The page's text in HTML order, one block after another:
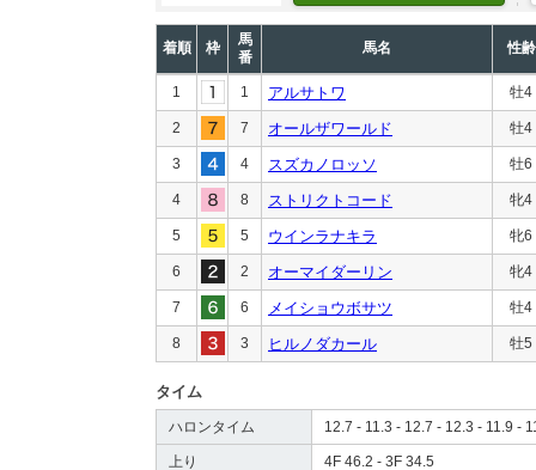
着順 枠
馬
番
馬名 性齢
1 1 アルサトワ 牡4
2 7 オールザワールド 牡4
3 4 スズカノロッソ 牡6
4 8 ストリクトコード 牝4
5 5 ウインラナキラ 牝6
6 2 オーマイダーリン 牝4
7 6 メイショウボサツ 牡4
8 3 ヒルノダカール 牡5
タイム
ハロンタイム 12.7 - 11.3 - 12.7 - 12.3 - 11.9 -
上り 4F 46.2 - 3F 34.5